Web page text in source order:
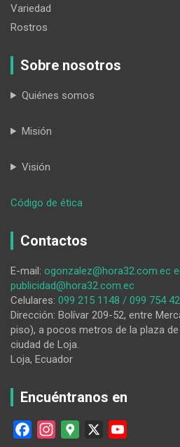
Variedad
Rostros
Sobre nosotros
Quiénes somos
Misión
Visión
Código de ética
su
compromiso
en
casa
Contactos
E-mail: ogonzalez@hora32.com.ec
publicidad@hora32.com.ec
Celulares: 099 215 1148 / 099 754
Dirección: Bolívar 209-52, entre
piso), a pocos metros de la plaza
ciudad de Loja.
Loja, Ecuador
Encuéntranos en